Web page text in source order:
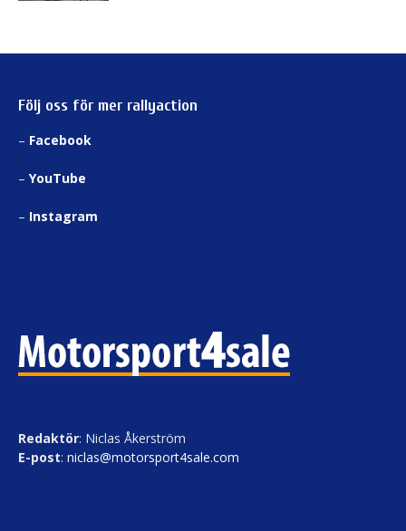
Följ oss för mer rallyaction
– Facebook
– YouTube
– Instagram
Redaktör: Niclas Åkerström
E-post: niclas@motorsport4sale.com